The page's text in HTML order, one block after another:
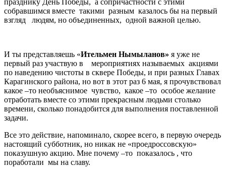
собравшимся вместе такими разным казалось бы на первый
взгляд людям, но объединенных, одной важной целью.
И ты представляешь «Ительмен Нымыланов» я уже не
первый раз участвую в мероприятиях называемых акциями
по наведению чистоты в сквере Победы, и при разных Главах
Карагинского района, но вот в этот раз 6 мая, я прочувствовал
какое –то необъяснимое чувство, какое –то особое желание
отработать вместе со этими прекрасным людьми столько
времени, сколько понадобится для выполнения поставленной
задачи.
Все это действие, напоминало, скорее всего, в первую очередь
настоящий субботник, но никак не «проедроссовскую»
показушную акцию. Мне почему –то показалось , что
поработали мы на славу.